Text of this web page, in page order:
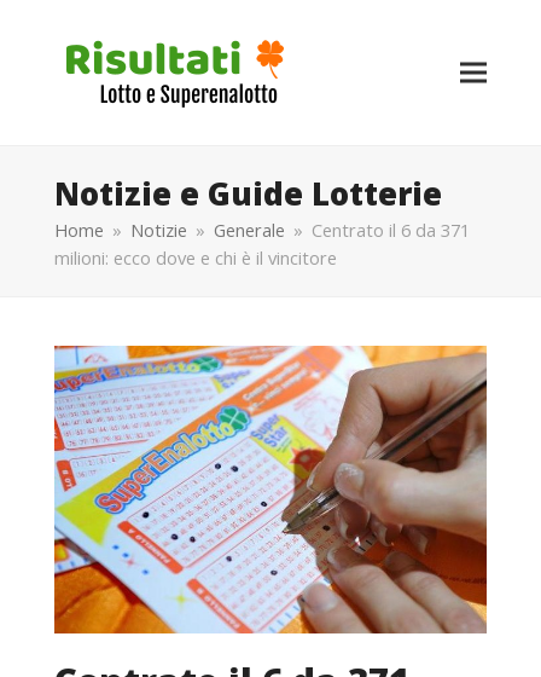
Notizie e Guide Lotterie
Home » Notizie » Generale » Centrato il 6 da 371
milioni: ecco dove e chi è il vincitore